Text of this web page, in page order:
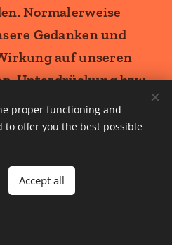
proper functioning and
offer you the best possible
Accept all